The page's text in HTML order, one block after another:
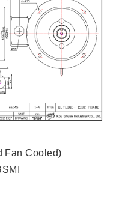
Fan Cooled)